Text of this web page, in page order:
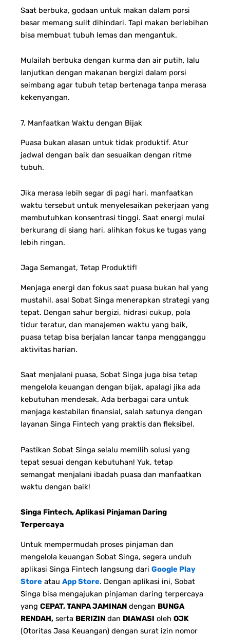
Saat berbuka, godaan untuk makan dalam porsi
besar memang sulit dihindari. Tapi makan berlebihan
bisa membuat tubuh lemas dan mengantuk.
Mulailah berbuka dengan kurma dan air putih, lalu
lanjutkan dengan makanan bergizi dalam porsi
seimbang agar tubuh tetap bertenaga tanpa merasa
kekenyangan.
7. Manfaatkan Waktu dengan Bijak
Puasa bukan alasan untuk tidak produktif. Atur
jadwal dengan baik dan sesuaikan dengan ritme
tubuh.
Jika merasa lebih segar di pagi hari, manfaatkan
waktu tersebut untuk menyelesaikan pekerjaan yang
membutuhkan konsentrasi tinggi. Saat energi mulai
berkurang di siang hari, alihkan fokus ke tugas yang
lebih ringan.
Jaga Semangat, Tetap Produktif!
Menjaga energi dan fokus saat puasa bukan hal yang
mustahil, asal Sobat Singa menerapkan strategi yang
tepat. Dengan sahur bergizi, hidrasi cukup, pola
tidur teratur, dan manajemen waktu yang baik,
puasa tetap bisa berjalan lancar tanpa mengganggu
aktivitas harian.
Saat menjalani puasa, Sobat Singa juga bisa tetap
mengelola keuangan dengan bijak, apalagi jika ada
kebutuhan mendesak. Ada berbagai cara untuk
menjaga kestabilan finansial, salah satunya dengan
layanan Singa Fintech yang praktis dan fleksibel.
Pastikan Sobat Singa selalu memilih solusi yang
tepat sesuai dengan kebutuhan! Yuk, tetap
semangat menjalani ibadah puasa dan manfaatkan
waktu dengan baik!
Singa Fintech, Aplikasi Pinjaman Daring
Terpercaya
Untuk mempermudah proses pinjaman dan
mengelola keuangan Sobat Singa, segera unduh
aplikasi Singa Fintech langsung dari Google Play
Store atau App Store. Dengan aplikasi ini, Sobat
Singa bisa mengajukan pinjaman daring terpercaya
yang CEPAT, TANPA JAMINAN dengan BUNGA
RENDAH, serta BERIZIN dan DIAWASI oleh OJK
(Otoritas Jasa Keuangan) dengan surat izin nomor